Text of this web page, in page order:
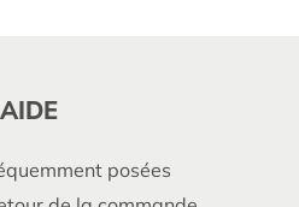
AIDE
posées